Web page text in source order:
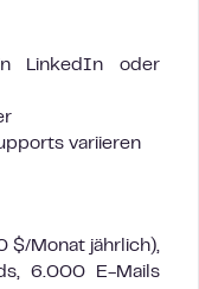
LinkedIn oder
variieren
$/Monat jährlich),
6.000 E-Mails